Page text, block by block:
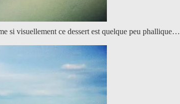
si visuellement ce dessert est quelque peu phallique…